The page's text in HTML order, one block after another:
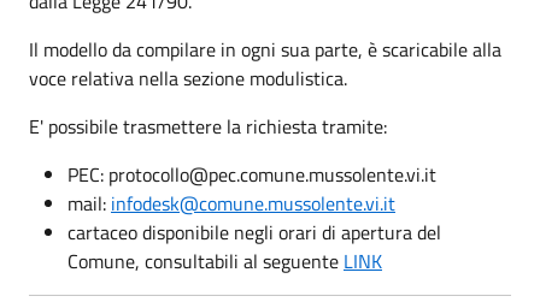
Il modello da compilare in ogni sua parte, è scaricabile alla
voce relativa nella sezione modulistica.
E' possibile trasmettere la richiesta tramite:
PEC: protocollo@pec.comune.mussolente.vi.it
mail: infodesk@comune.mussolente.vi.it
cartaceo disponibile negli orari di apertura del
Comune, consultabili al seguente LINK